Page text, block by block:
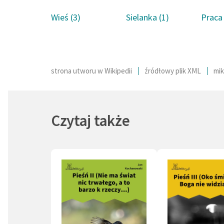
Wieś (3) Sielanka (1)
strona utworu w Wikipedii źródłowy plik XML
Czytaj także